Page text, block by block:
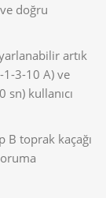
doğru
artık
1-3-10 A) ve
kullanıcı
B toprak kaçağı